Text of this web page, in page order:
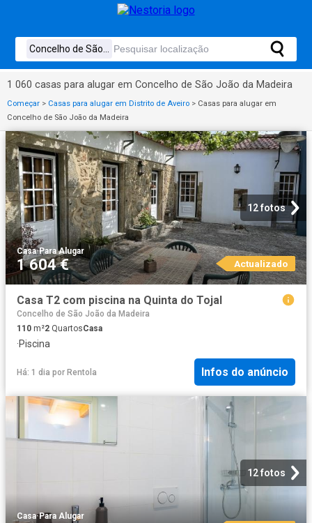
1 060 casas para alugar em Concelho de São João da Madeira
Começar > Casas para alugar em Distrito de Aveiro > Casas para alugar em
Concelho de São João da Madeira
12 fotos
Casa·Para Alugar
1 604 € Actualizado
Casa T2 com piscina na Quinta do Tojal
Concelho de São João da Madeira
110 m²2 QuartosCasa
·Piscina
Há: 1 dia por Rentola Infos do anúncio
12 fotos
Casa·Para Alugar